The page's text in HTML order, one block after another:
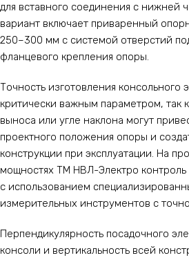
для вставного соединения с нижней
вариант включает приваренный
250–300 мм с системой отверстий
фланцевого крепления опоры.
Точность изготовления консольного
критически важным параметром, так
выноса или угле наклона могут
проектного положения опоры и
конструкции при эксплуатации. На
мощностях ТМ НВЛ-Электро контроль
с использованием
измерительных инструментов с
Перпендикулярность посадочного
консоли и вертикальность всей